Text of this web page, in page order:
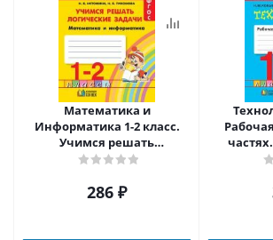
Математика и
Информатика 1-2 класс.
Учимся решать
логические задачи. ФГОС
286 ₽